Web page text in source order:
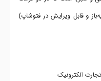
و قابل ویرایش در فتوشاپ)
الکترونیک